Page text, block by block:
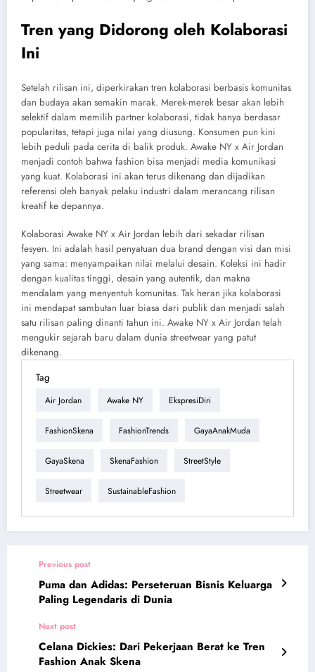
Tren yang Didorong oleh Kolaborasi
Ini
Setelah rilisan ini, diperkirakan tren kolaborasi berbasis komunitas
dan budaya akan semakin marak. Merek-merek besar akan lebih
selektif dalam memilih partner kolaborasi, tidak hanya berdasar
popularitas, tetapi juga nilai yang diusung. Konsumen pun kini
lebih peduli pada cerita di balik produk. Awake NY x Air Jordan
menjadi contoh bahwa fashion bisa menjadi media komunikasi
yang kuat. Kolaborasi ini akan terus dikenang dan dijadikan
referensi oleh banyak pelaku industri dalam merancang rilisan
kreatif ke depannya.
Kolaborasi Awake NY x Air Jordan lebih dari sekadar rilisan
fesyen. Ini adalah hasil penyatuan dua brand dengan visi dan misi
yang sama: menyampaikan nilai melalui desain. Koleksi ini hadir
dengan kualitas tinggi, desain yang autentik, dan makna
mendalam yang menyentuh komunitas. Tak heran jika kolaborasi
ini mendapat sambutan luar biasa dari publik dan menjadi salah
satu rilisan paling dinanti tahun ini. Awake NY x Air Jordan telah
mengukir sejarah baru dalam dunia streetwear yang patut
dikenang.
Tag
Air Jordan Awake NY EkspresiDiri
FashionSkena FashionTrends GayaAnakMuda
GayaSkena SkenaFashion StreetStyle
Streetwear SustainableFashion
Previous post
Puma dan Adidas: Perseteruan Bisnis Keluarga
Paling Legendaris di Dunia
Next post
Celana Dickies: Dari Pekerjaan Berat ke Tren
Fashion Anak Skena